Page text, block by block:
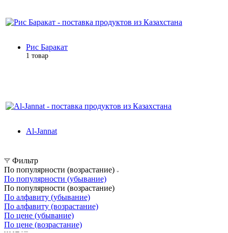
Рис Баракат
1 товар
Al-Jannat
Фильтр
По популярности (возрастание)
По популярности (убывание)
По популярности (возрастание)
По алфавиту (убывание)
По алфавиту (возрастание)
По цене (убывание)
По цене (возрастание)